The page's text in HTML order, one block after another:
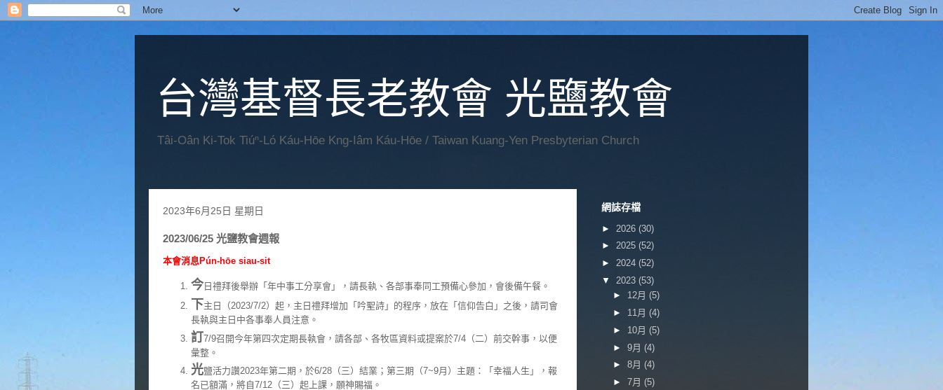
台灣基督長老教會 光鹽教會
Tâi-Oân Ki-Tok Tiúⁿ-Ló Káu-Hōe Kng-Iâm Káu-Hōe / Taiwan Kuang-Yen Presbyterian Church
2023年6月25日 星期日
2023/06/25 光鹽教會週報
本會消息Pún-hōe siau-sit
今日禮拜後舉辦「年中事工分享會」，請長執、各部事奉同工預備心參加，會後備午餐。
下主日（2023/7/2）起，主日禮拜增加「吟聖詩」的程序，放在「信仰告白」之後，請司會
長執與主日中各事奉人員注意。
訂7/9召開今年第四次定期長執會，請各部、各牧區資料或提案於7/4（二）前交幹事，以便
彙整。
光鹽活力讚2023年第二期，於6/28（三）結業；第三期（7~9月）主題：「幸福人生」，報
名已額滿，將自7/12（三）起上課，願神賜福。
網誌存檔
► 2026 (30)
► 2025 (52)
► 2024 (52)
▼ 2023 (53)
► 12月 (5)
► 11月 (4)
► 10月 (5)
► 9月 (4)
► 8月 (4)
► 7月 (5)